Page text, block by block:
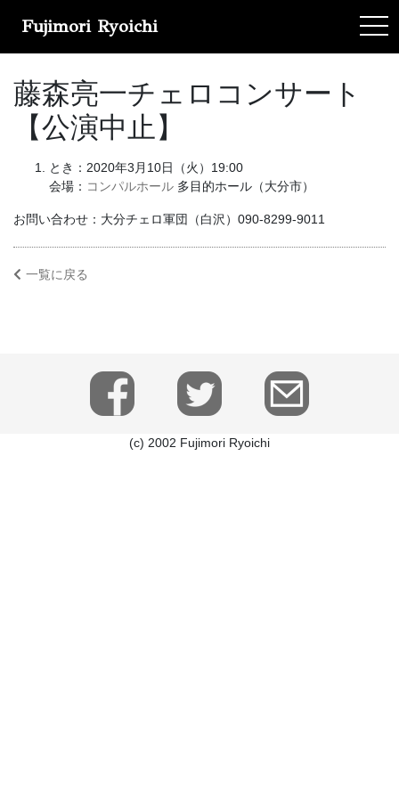
Fujimori Ryoichi
藤森亮一チェロコンサート
【公演中止】
とき：2020年3月10日（火）19:00
会場： コンパルホール 多目的ホール（大分市）
お問い合わせ：大分チェロ軍団（白沢）090-8299-9011
一覧に戻る
(c) 2002 Fujimori Ryoichi